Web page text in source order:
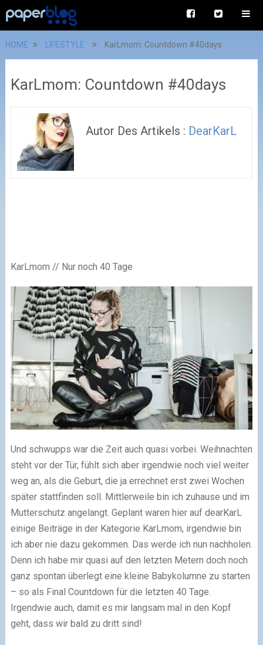
HOME LIFESTYLE KarLmom: Countdown #40days
KarLmom: Countdown #40days
Autor Des Artikels : DearKarL
KarLmom // Nur noch 40 Tage
Und schwupps war die Zeit auch quasi vorbei. Weihnachten
steht vor der Tür, fühlt sich aber irgendwie noch viel weiter
weg an, als die Geburt, die ja errechnet erst zwei Wochen
später stattfinden soll. Mittlerweile bin ich zuhause und im
Mutterschutz angelangt. Geplant waren hier auf dearKarL
einige Beiträge in der Kategorie KarLmom, irgendwie bin
ich aber nie dazu gekommen. Das werde ich nun nachholen.
Denn ich habe mir quasi auf den letzten Metern doch noch
ganz spontan überlegt eine kleine Babykolumne zu starten
– so als Final Countdown für die letzten 40 Tage.
Irgendwie auch, damit es mir langsam mal in den Kopf
geht, dass wir bald zu dritt sind!